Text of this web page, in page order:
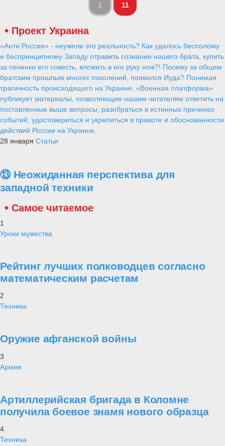
1 11
Проект Украина
«Анти Россия» - неужели это реальность? Как удалось бесполому
и беспринципному Западу отравить сознание нашего брата, купить
за печенки его совесть, вложить в его руку нож?! Посему за общим
братским прошлым многих поколений, появился Иуда? Понимая
трагичность происходящего на Украине, «Военная платформа»
публикует материалы, позволяющие нашим читателям ответить на
поставленные выше вопросы, разобраться в истинных причинах
событий, удостовериться и укрепиться в правоте и обоснованности
действий России на Украине.
28 января Статьи
⑬ Неожиданная перспектива для
западной техники
Самое читаемое
1
Уроки мужества
Рейтинг лучших полководцев согласно
математическим расчетам
2
Техника
Оружие афганской войны
3
Армия
Артиллерийская бригада в Коломне
получила боевое знамя нового образца
4
Техника